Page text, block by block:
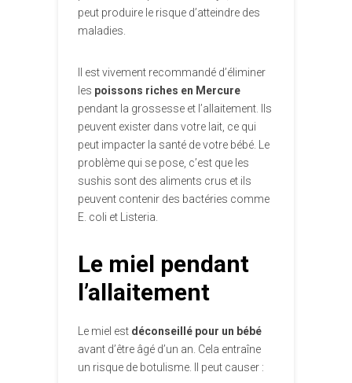
peut produire le risque d’atteindre des
maladies.
Il est vivement recommandé d’éliminer
les poissons riches en Mercure
pendant la grossesse et l’allaitement. Ils
peuvent exister dans votre lait, ce qui
peut impacter la santé de votre bébé. Le
problème qui se pose, c’est que les
sushis sont des aliments crus et ils
peuvent contenir des bactéries comme
E. coli et Listeria.
Le miel pendant
l’allaitement
Le miel est déconseillé pour un bébé
avant d’être âgé d’un an. Cela entraîne
un risque de botulisme. Il peut causer :